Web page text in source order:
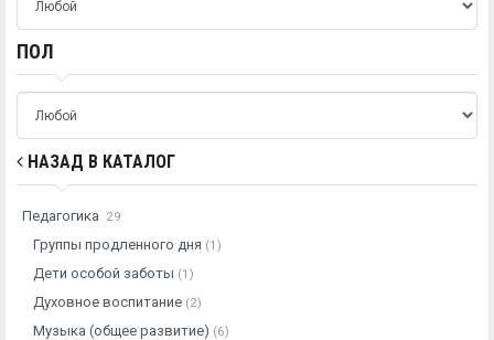
ПОЛ
НАЗАД В КАТАЛОГ
Педагогика 29
Группы продленного дня (1)
Дети особой заботы (1)
Духовное воспитание (2)
Музыка (общее развитие) (6)